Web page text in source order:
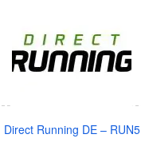
Direct Running DE – RUN5